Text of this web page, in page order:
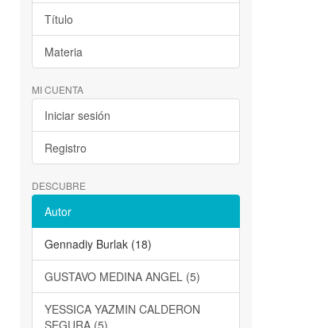
Título
Materia
MI CUENTA
Iniciar sesión
Registro
DESCUBRE
Autor
Gennadiy Burlak (18)
GUSTAVO MEDINA ANGEL (5)
YESSICA YAZMIN CALDERON